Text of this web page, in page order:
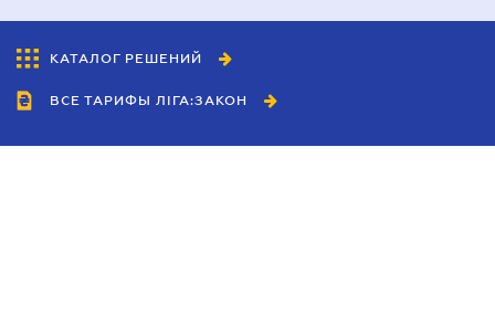
КАТАЛОГ РЕШЕНИЙ
ВСЕ ТАРИФЫ ЛІГА:ЗАКОН